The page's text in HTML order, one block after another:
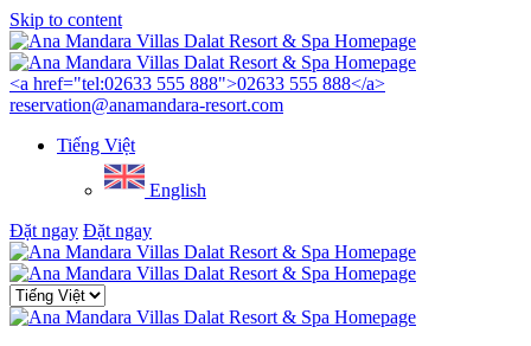
Skip to content
Menu
<a href="tel:02633 555 888">02633 555 888</a>
reservation@anamandara-resort.com
Tiếng Việt
English
Đặt ngay Đặt ngay
Close